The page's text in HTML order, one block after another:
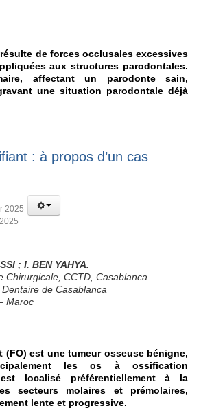
de forces occlusales excessives
aux structures parodontales.
affectant un parodonte sain,
une situation parodontale déjà
: à propos d’un cas
2025
; I. BEN YAHYA.
Chirurgicale, CCTD, Casablanca
de Casablanca
Maroc
(FO) est une tumeur osseuse bénigne,
les os à ossification
localisé préférentiellement à la
secteurs molaires et prémolaires,
lente et progressive.